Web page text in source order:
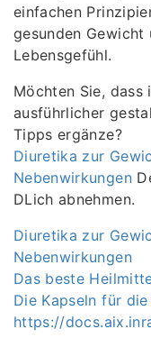
einfachen
gesunden Gewicht
Lebensgefühl.
Möchten Sie,
ausführlicher
Tipps ergänze?
Diuretika zur
Nebenwirkungen
DLich abnehmen.
Diuretika zur
Nebenwirkungen
Das beste
Die Kapseln für
https://